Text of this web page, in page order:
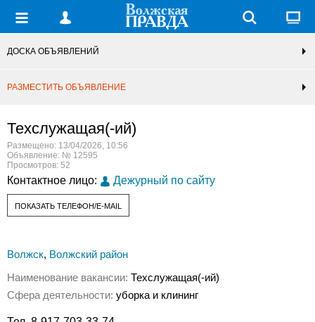
ДОСКА ОБЪЯВЛЕНИЙ
РАЗМЕСТИТЬ ОБЪЯВЛЕНИЕ
Техслужащая(-ий)
Размещено: 13/04/2026, 10:56
Объявление: № 12595
Просмотров: 52
Контактное лицо: Дежурный по сайту
ПОКАЗАТЬ ТЕЛЕФОН/E-MAIL
Волжск, Волжский район
Наименование вакансии: Техслужащая(-ий)
Сфера деятельности: уборка и клининг